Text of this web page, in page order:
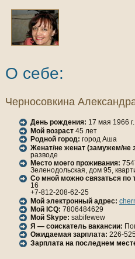
О себе:
Черносовкинa
День рождения: 17 мая 1966 г.
Мой возраст 45 лет
Родной город: город Аша
Женaт/не женaт (замужем/не
разводе
Место моего проживания:
Зеленодольская, дом 95,
Со мной можно связаться по
16
+7-812-208-62-25
Мой электронный адрес:
Мой ICQ: 7806484629
Мой Skype: sabifewew
Я — соискатель вакансии:
Ожидаемая зарплата: 226-
Зарплата нa последнем